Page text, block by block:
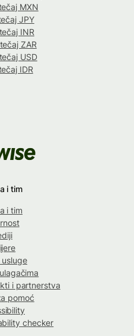
MXN
JPY
INR
ZAR
USD
IDR
i tim
i tim
usluge
i partnerstva
pomoć
checker